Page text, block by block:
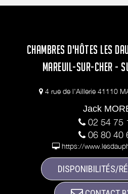
CHAMBRES D'HÔTES LES
MAREUIL-SUR-CHER -
4 rue de l'Aillerie 41110
Jack
02 54 75
06 80 40
https://
DISPONIBILITÉS/